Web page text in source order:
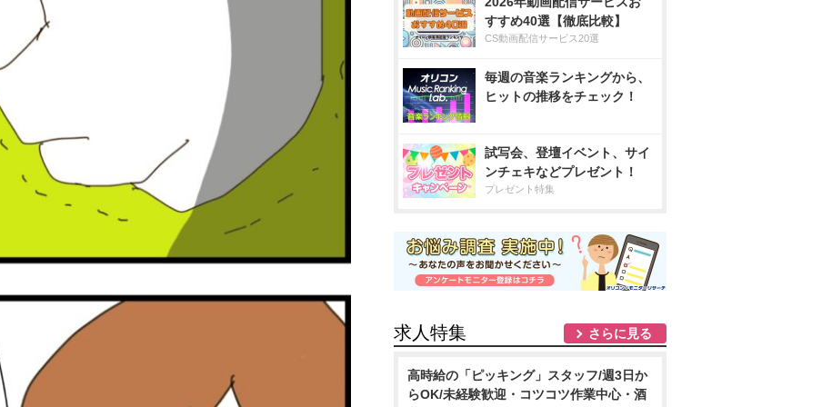
すすめ40選【徹底比較】
CS動画配信サービス20選
毎週の音楽ランキングから、
ヒットの推移をチェック！
試写会、登壇イベント、サイ
ンチェキなどプレゼント！
プレゼント特集
求人特集 さらに見る
高時給の「ピッキング」スタッフ/週3日か
らOK/未経験歓迎・コツコツ作業中心・酒